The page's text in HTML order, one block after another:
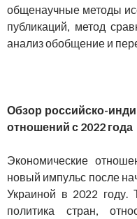
общенаучные методы
публикаций, метод
анализ обобщение и
Обзор российско-
отношений с 2022 года
Экономические
новый импульс после
Украиной в 2022 году.
политика стран,